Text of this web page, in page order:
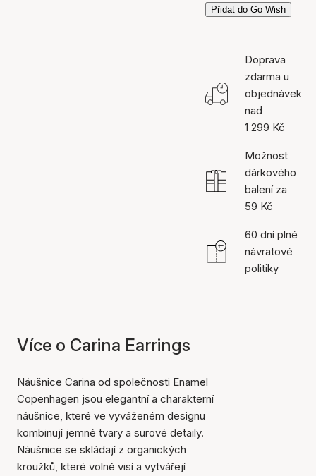
Přidat do Go Wish
Doprava
zdarma u
objednávek
nad
1 299 Kč
Možnost
dárkového
balení za
59 Kč
60 dní plné
návratové
politiky
Více o Carina Earrings
Náušnice Carina od společnosti Enamel
Copenhagen jsou elegantní a charakterní
náušnice, které ve vyváženém designu
kombinují jemné tvary a surové detaily.
Náušnice se skládají z organických
kroužků, které volně visí a vytvářejí